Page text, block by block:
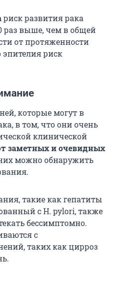
риск развития рака
раз выше, чем в общей
от протяженности
риск
которые могут в
в том, что они очень
клинической
заметных и очевидных
можно обнаружить
такие как гепатиты
с H. pylori, также
бессимптомно.
с
таких как цирроз